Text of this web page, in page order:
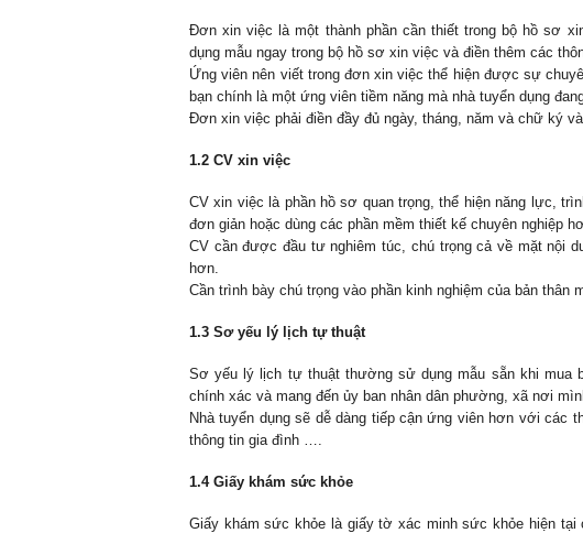
Đơn xin việc là một thành phần cần thiết trong bộ hồ sơ
dụng mẫu ngay trong bộ hồ sơ xin việc và điền thêm các
Ứng viên nên viết trong đơn xin việc thể hiện được sự
bạn chính là một ứng viên tiềm năng mà nhà tuyển dụng
Đơn xin việc phải điền đầy đủ ngày, tháng, năm và chữ ký
1.2 CV xin việc
CV xin việc là phần hồ sơ quan trọng, thể hiện năng lực,
đơn giản hoặc dùng các phần mềm thiết kế chuyên nghiệp
CV cần được đầu tư nghiêm túc, chú trọng cả về mặt nội
hơn.
Cần trình bày chú trọng vào phần kinh nghiệm của bản thân
1.3 Sơ yếu lý lịch tự thuật
Sơ yếu lý lịch tự thuật thường sử dụng mẫu sẵn khi mua
chính xác và mang đến ủy ban nhân dân phường, xã nơi
Nhà tuyển dụng sẽ dễ dàng tiếp cận ứng viên hơn với các
thông tin gia đình ….
1.4 Giấy khám sức khỏe
Giấy khám sức khỏe là giấy tờ xác minh sức khỏe hiện